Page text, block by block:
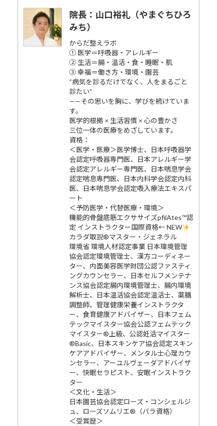
院長：山口裕礼（やまぐちひろ
みち）
からだ整えラボ
① 医学＝呼吸器・アレルギー
② 生活＝腸・温活・食・睡眠・肌
③ 幸福＝働き方・環境・園芸
“病気を診るだけでなく、人をまるごと
診たい”
——その思いを胸に、学びを続けていま
す。
医学的根拠 × 生活習慣 × 心の豊かさ
三位一体の医療をめざしています。
資格：
＜医学・医療＞医学博士、日本呼吸器学
会認定呼吸器専門医、日本アレルギー学
会認定アレルギー専門医、日本喘息学会
認定喘息専門医、日本内科学会認定内科
医、日本喘息学会認定吸入療法エキスパ
ート
＜予防医学・代替医療・環境＞
機能的骨盤底筋エクササイズpfilAtes™認
定 インストラクター国際資格← NEW
カラダ取説®マスター・ジェネラル
環境省 環境人材認定事業 日本環境管理
協会認定環境管理士、漢方コーディネー
ター、内面美容医学財団公認ファスティ
ングカウンセラー、日本セルフメンテナ
ンス協会認定腸内環境管理士、腸内環境
解析士、日本温活協会認定温活士、薬膳
調整師、管理健康栄養インストラクタ
ー、食育健康アドバイザー、日本フェム
テックマイスター協会公認フェムテック
マイスター®上級、公認妊活マイスター
®Basic、日本スキンケア協会認定スキン
ケアアドバイザー、メンタル士心理カウ
ンセラー、アーユルヴェーダアドバイザ
ー、快眠セラピスト、安眠インストラク
ター
＜文化・生活＞
日本園芸協会認定ローズ・コンシェルジ
ュ、ローズソムリエ®（バラ資格）
＜受賞歴＞